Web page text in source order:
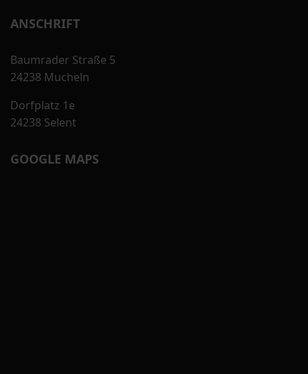
ANSCHRIFT
Baumrader Straße 5
24238 Mucheln
Dorfplatz 1e
24238 Selent
GOOGLE MAPS